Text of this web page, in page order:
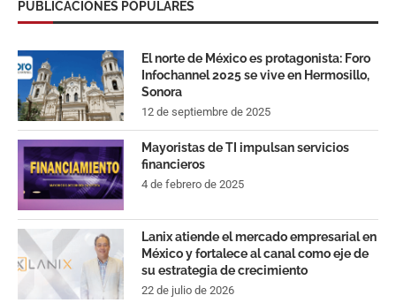
PUBLICACIONES POPULARES
El norte de México es protagonista: Foro
Infochannel 2025 se vive en Hermosillo,
Sonora
12 de septiembre de 2025
Mayoristas de TI impulsan servicios
financieros
4 de febrero de 2025
Lanix atiende el mercado empresarial en
México y fortalece al canal como eje de
su estrategia de crecimiento
22 de julio de 2026